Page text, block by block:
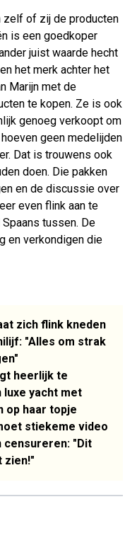
zelf of zij de producten
is een goedkoper
juist waarde hecht
het merk achter het
Marijn met de
te kopen. Ze is ook
genoeg verkoopt om
geen medelijden
Dat is trouwens ook
doen. Die pakken
en de discussie over
even flink aan te
tussen. De
en verkondigen die
zich flink kneden
"Alles om strak
heerlijk te
luxe yacht met
op haar topje
stiekeme video
censureren: "Dit
zien!"